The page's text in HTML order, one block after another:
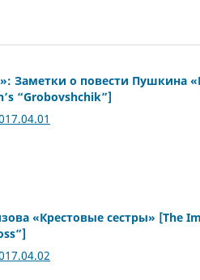
Заметки о повести Пушкина
“Grobovshchik”]
«Крестовые сестры» [The